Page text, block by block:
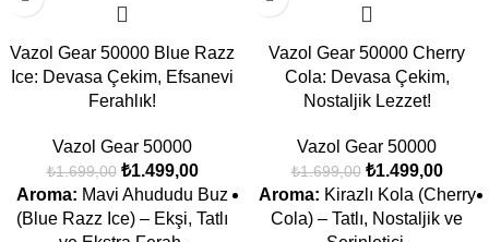
Vazol Gear 50000 Blue Razz
Ice: Devasa Çekim, Efsanevi
Ferahlık!
Vazol Gear 50000
₺1.699,00 ₺1.499,00
Aroma: Mavi Ahududu Buz
(Blue Razz Ice) – Ekşi, Tatlı
Vazol Gear 50000 Cherry
Cola: Devasa Çekim,
Nostaljik Lezzet!
Vazol Gear 50000
₺1.699,00 ₺1.499,00
Aroma: Kirazlı Kola (Cherry
Cola) – Tatlı, Nostaljik ve